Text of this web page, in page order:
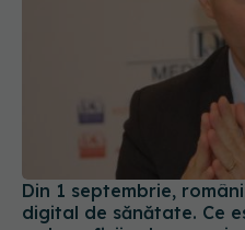
Din 1 septembrie,
digital de sănătate. Ce
ce beneficii aduce
30 iul 2026, 17:08